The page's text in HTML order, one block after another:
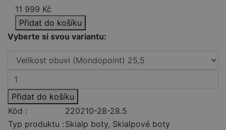
11 999 Kč
Přidat do košíku
Vyberte si svou variantu:
Přidat do košíku
Kód :
220210-28-28.5
Typ produktu : Skialp boty, Skialpové boty